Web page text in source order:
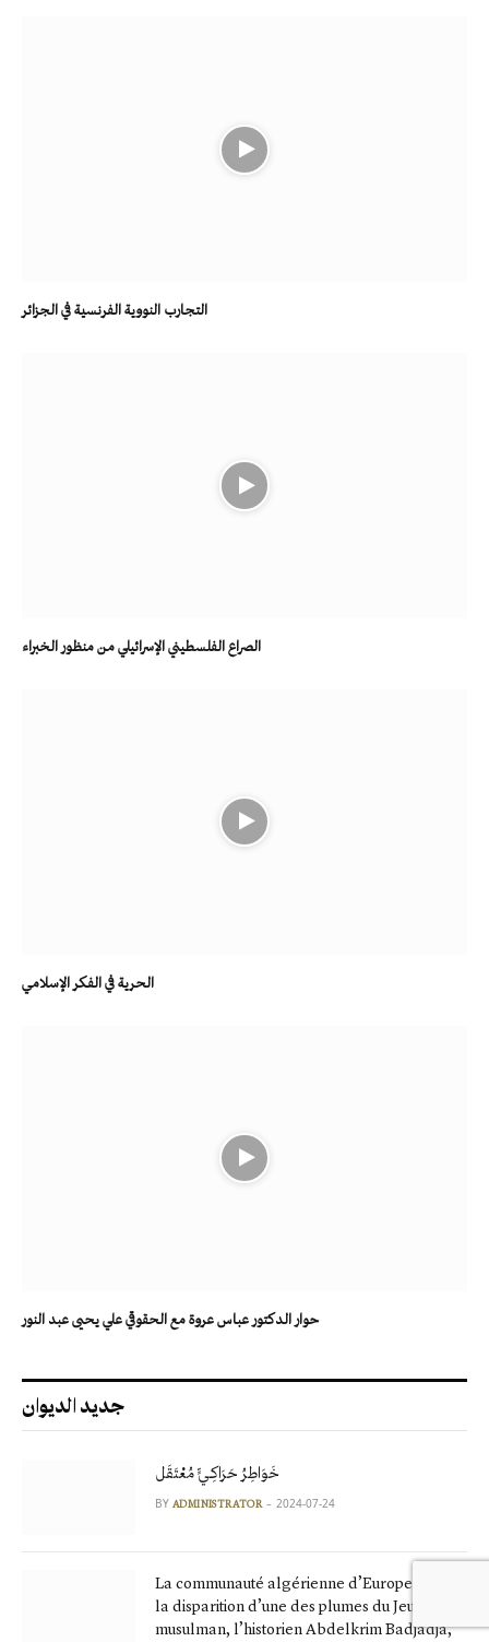
التجارب النووية الفرنسية في الجزائر
الصراع الفلسطيني الإسرائيلي من منظور الخبراء
الحرية في الفكر الإسلامي
حوار الدكتور عباس عروة مع الحقوقي علي يحيى عبد النور
جديد الديوان
خَوَاطِرُ حَرَاكِـيٍّ مُعْتَقَل
BY ADMINISTRATOR 2024-07-24
La communauté algérienne d’Europe pleure
la disparition d’une des plumes du Jeune
musulman, l’historien Abdelkrim Badjadja,